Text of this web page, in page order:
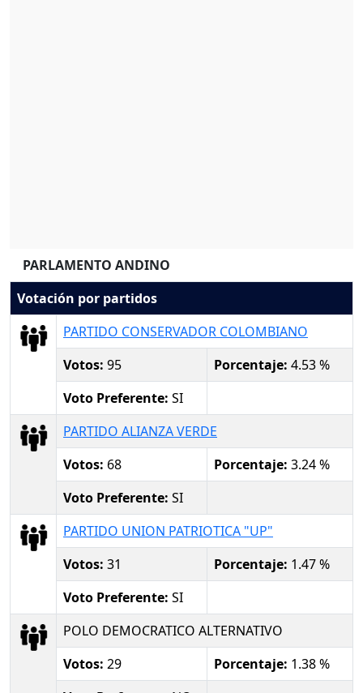
PARLAMENTO ANDINO
Votación por partidos
PARTIDO CONSERVADOR COLOMBIANO
Votos: 95 Porcentaje: 4.53 %
Voto Preferente: SI
PARTIDO ALIANZA VERDE
Votos: 68 Porcentaje: 3.24 %
Voto Preferente: SI
PARTIDO UNION PATRIOTICA "UP"
Votos: 31 Porcentaje: 1.47 %
Voto Preferente: SI
POLO DEMOCRATICO ALTERNATIVO
Votos: 29 Porcentaje: 1.38 %